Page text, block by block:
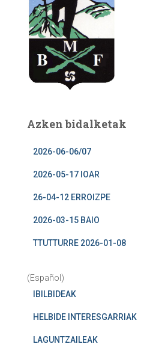
Azken bidalketak
2026-06-06/07
2026-05-17 IOAR
26-04-12 ERROIZPE
2026-03-15 BAIO
TTUTTURRE 2026-01-08
(Español)
IBILBIDEAK
HELBIDE INTERESGARRIAK
LAGUNTZAILEAK